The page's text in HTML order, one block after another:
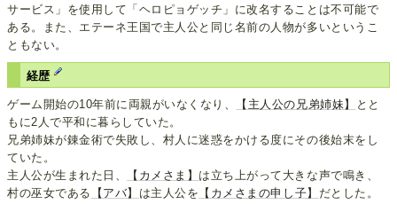
サービス」を使用して「ヘロピョゲッチ」に改名することは不可能で
ある。また、エテーネ王国で主人公と同じ名前の人物が多いというこ
ともない。
経歴
ゲーム開始の10年前に両親がいなくなり、 【主人公の兄弟姉妹】
とと
もに2人で平和に暮らしていた。
兄弟姉妹が錬金術で失敗し、村人に迷惑をかける度にその後始末をし
ていた。
主人公が生まれた日、
【カメさま】 は立ち上がって大きな声で鳴き、
村の巫女である
【アバ】 は主人公を 【カメさまの申し子】 だとした。